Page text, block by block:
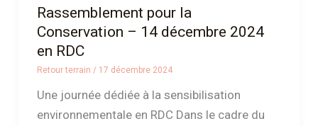
Rassemblement pour la
Conservation – 14 décembre 2024
en RDC
Retour terrain / 17 décembre 2024
Une journée dédiée à la sensibilisation
environnementale en RDC Dans le cadre du